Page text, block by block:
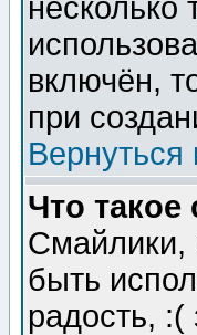
несколько
включён,
при
Вернуться
Что такое
Смайлики,
быть
радость,